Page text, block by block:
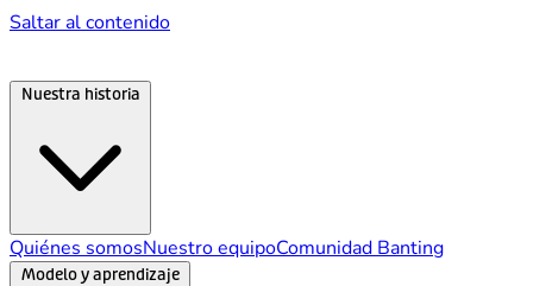
Saltar al contenido
Quiénes somosNuestro equipoComunidad Banting
Modelo y aprendizaje